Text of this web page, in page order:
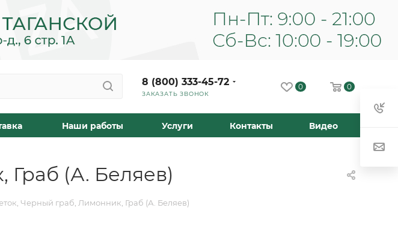
8 (800) 333-45-72
ЗАКАЗАТЬ ЗВОНОК
0 0
Наши работы Услуги Контакты Видео
(А. Беляев)
Черный граб, Лимонник, Граб (А. Беляев)